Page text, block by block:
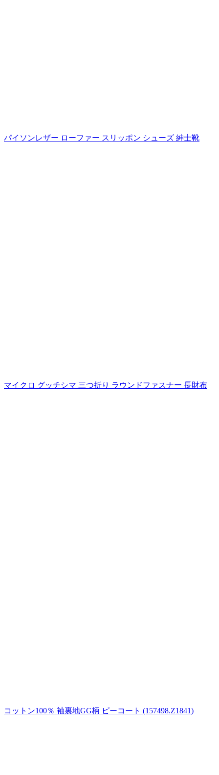
パイソンレザー ローファー スリッポン シューズ 紳士靴
マイクロ グッチシマ 三つ折り ラウンドファスナー 長財布
コットン100％ 袖裏地GG柄 ピーコート (157498.Z1841)